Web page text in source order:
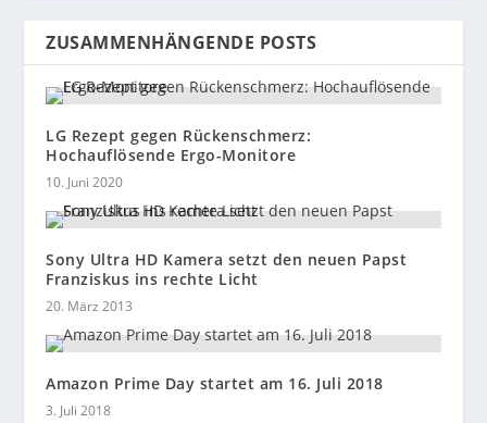
ZUSAMMENHÄNGENDE POSTS
LG Rezept gegen Rückenschmerz:
Hochauflösende Ergo-Monitore
10. Juni 2020
Sony Ultra HD Kamera setzt den neuen Papst
Franziskus ins rechte Licht
20. März 2013
Amazon Prime Day startet am 16. Juli 2018
3. Juli 2018